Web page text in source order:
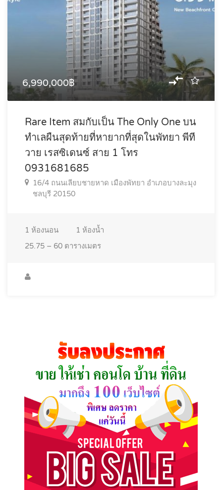
6,990,000฿
Rare Item สมกับเป็น The Only One บน
ทำเลผืนสุดท้ายที่หายากที่สุดในพัทยา พีที
วาย เรสซิเดนซ์ สาย 1 โทร
0931681685
16/4 ถนนเลียบชายหาด เมืองพัทยา อำเภอบางละมุง
ชลบุรี 20150
1 ห้องนอน 1 ห้องน้ำ
25.75 – 60 ตารางเมตร